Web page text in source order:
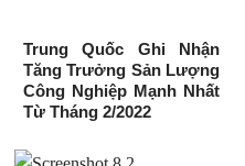
Trung Quốc Ghi Nhận
Tăng Trưởng Sản Lượng
Công Nghiệp Mạnh Nhất
Từ Tháng 2/2022